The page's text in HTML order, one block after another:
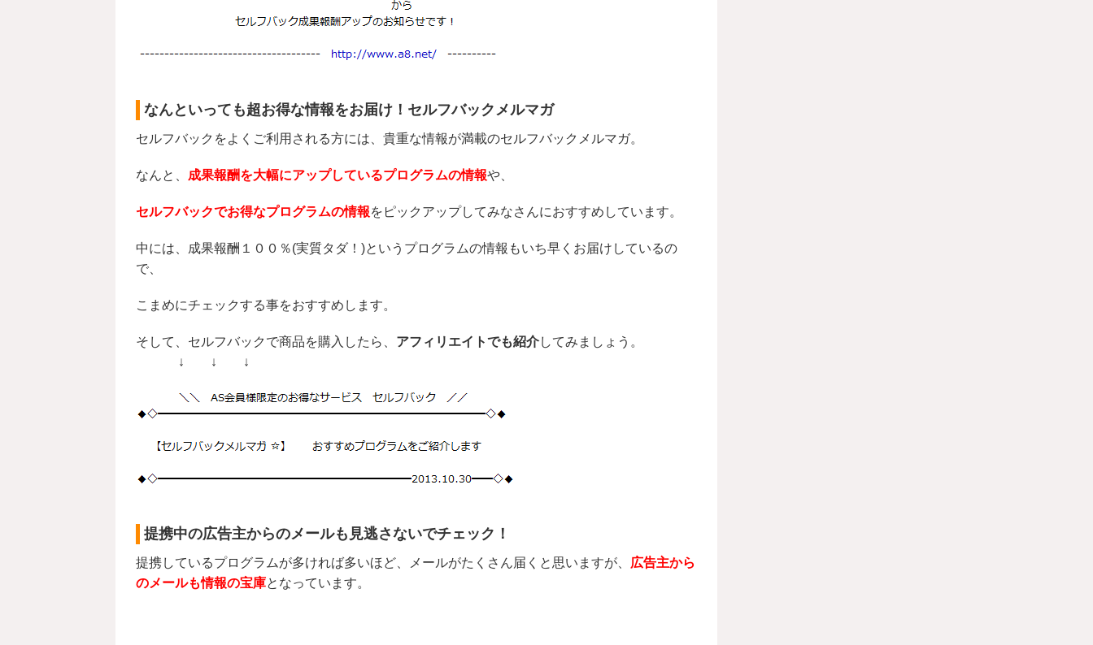
なんといっても超お得な情報をお届け！セルフバックメルマガ
セルフバックをよくご利用される方には、貴重な情報が満載のセルフバックメルマガ。
なんと、 成果報酬を大幅にアップしているプログラムの情報や、
セルフバックでお得なプログラムの情報を ピックアップしてみなさんにおすすめしています。
中には、成果報酬１００％(実質タダ！)というプログラムの情報もいち早くお届けしているの
で、
こまめにチェックする事をおすすめします。
そして、セルフバックで商品を購入したら、 アフィリエイトでも紹介してみましょう。
↓ ↓ ↓
提携中の広告主からのメールも見逃さないでチェック！
提携しているプログラムが多ければ多いほど、メールがたくさん届くと思いますが、 広告主から
のメールも情報の宝庫となっています。